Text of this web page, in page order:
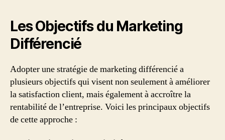
Les Objectifs du Marketing
Différencié
Adopter une stratégie de marketing différencié a
plusieurs objectifs qui visent non seulement à améliorer
la satisfaction client, mais également à accroître la
rentabilité de l’entreprise. Voici les principaux objectifs
de cette approche :